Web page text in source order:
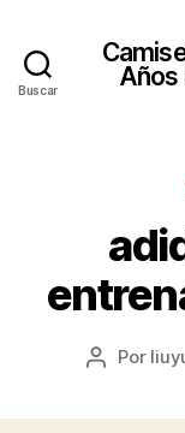
Buscar
Años
Autor
Por